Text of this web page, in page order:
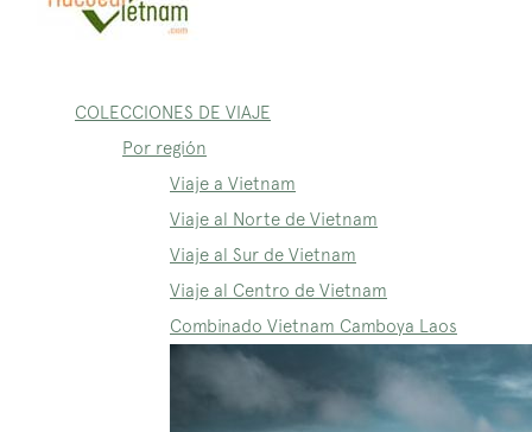
COLECCIONES DE VIAJE
Por región
Viaje a Vietnam
Viaje al Norte de Vietnam
Viaje al Sur de Vietnam
Viaje al Centro de Vietnam
Combinado Vietnam Camboya Laos